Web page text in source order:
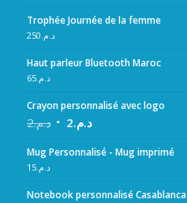
Trophée Journée de la femme
د.م.250
Haut parleur Bluetooth Maroc
د.م.65
Crayon personnalisé avec logo
د.م.2 د.م.2
Mug Personnalisé - Mug imprimé
د.م.15
Notebook personnalisé Casablanca